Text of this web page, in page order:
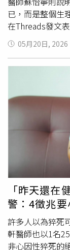
已，而是整個生
在Threads發文
至3個男性坐在
糖水，因此空腹
差，「希望各位
時，都能主動
曝光後，意外
到現場，就為了
你？叫你老公來
開心」、「什
是無敵星星耶
「你先生怎麼
是其他人的先
務」、「懷孕很
「婦產科的位
言區一堆不讓位
婦，應該很能體
人，什麼叫做眼
是作為一個人基
爭座位，你媽媽
05月20日, 2026
「昨天還在
警：4徵兆
許多人以為猝死
軒醫師也以1名
非心因性猝死的